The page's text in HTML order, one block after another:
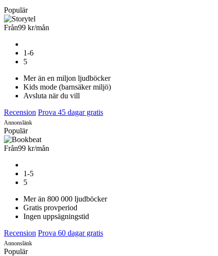
Populär
Från99 kr/mån
1-6
5
Mer än en miljon ljudböcker
Kids mode (barnsäker miljö)
Avsluta när du vill
Recension Prova 45 dagar gratis
Annonslänk
Populär
Från99 kr/mån
1-5
5
Mer än 800 000 ljudböcker
Gratis provperiod
Ingen uppsägningstid
Recension Prova 60 dagar gratis
Annonslänk
Populär